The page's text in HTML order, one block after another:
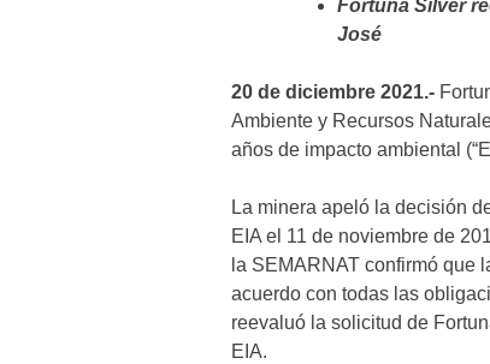
Fortuna Silver
José
20 de diciembre 2021.-
Ambiente y Recursos
años de impacto ambiental
La minera apeló la decisión
EIA el 11 de noviembre de
la SEMARNAT confirmó que
acuerdo con todas las
reevaluó la solicitud de
EIA.